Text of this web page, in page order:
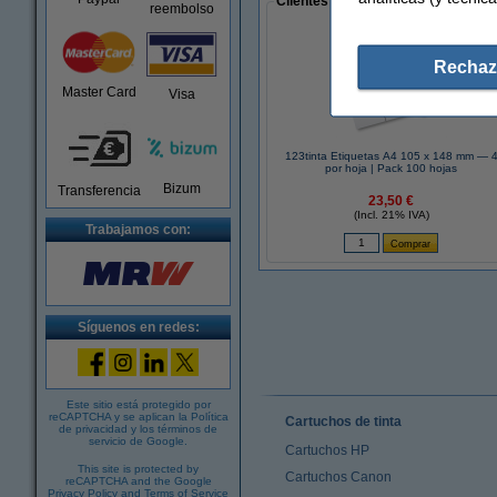
reembolso
Master Card Visa
Transferencia Bizum
Trabajamos con:
Síguenos en redes:
Este sitio está protegido por
reCAPTCHA y se aplican la Política
de privacidad y los términos de
servicio de Google
This site is protected by
reCAPTCHA and the Google
Privacy Policy and Terms of Service
123tinta Etiquetas A4 105 x 148 mm — 4
por hoja | Pack 100 hojas
23,50 €
(Incl. 21% IVA)
Cartuchos de tinta
Cartuchos HP
Cartuchos Canon